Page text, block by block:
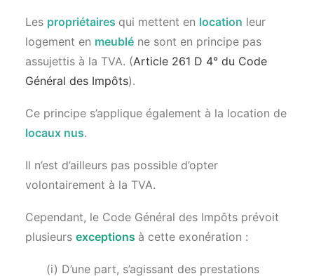
Les propriétaires qui mettent en location leur
logement en meublé ne sont en principe pas
assujettis à la TVA. (Article 261 D 4° du Code
Général des Impôts).
Ce principe s’applique également à la location de
locaux nus.
Il n’est d’ailleurs pas possible d’opter
volontairement à la TVA.
Cependant, le Code Général des Impôts prévoit
plusieurs exceptions à cette exonération :
(i) D’une part, s’agissant des prestations